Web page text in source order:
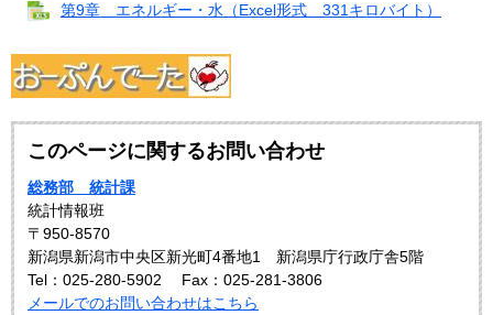
第9章 エネルギー・水（Excel形式 331キロバイト）
このページに関するお問い合わせ
総務部 統計課
統計情報班
〒950-8570
新潟県新潟市中央区新光町4番地1 新潟県庁行政庁舎5階
Tel：025-280-5902
Fax：025-281-3806
メールでのお問い合わせはこちら